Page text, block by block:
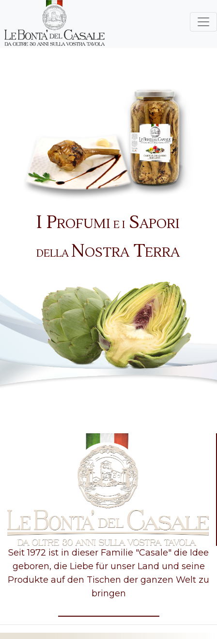
I PROFUMI E I SAPORI
DELLANOSTRATERRA
Seit 1972 ist in dieser Familie "Casale" die Idee
geboren, die Liebe für unser Land und seine
Produkte auf den Tischen der ganzen Welt zu
bringen